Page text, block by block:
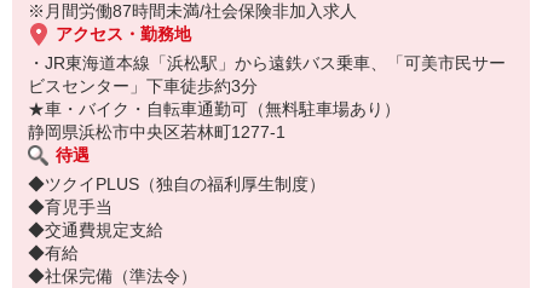
※月間労働87時間未満/社会保険非加入求人
アクセス・勤務地
・JR東海道本線「浜松駅」から遠鉄バス乗車、「可美市民サー
ビスセンター」下車徒歩約3分
★車・バイク・自転車通勤可（無料駐車場あり）
静岡県浜松市中央区若林町1277-1
待遇
◆ツクイPLUS（独自の福利厚生制度）
◆育児手当
◆交通費規定支給
◆有給
◆社保完備（準法令）